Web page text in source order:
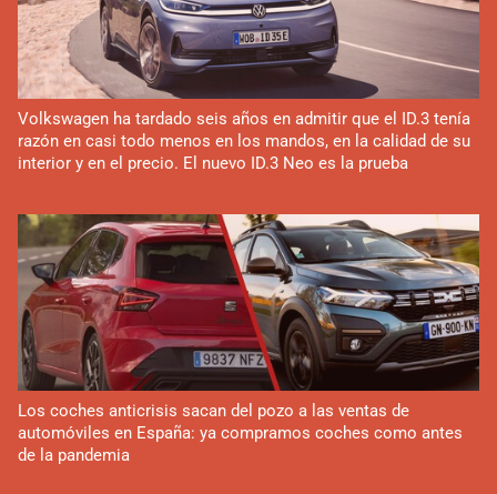
Volkswagen ha tardado seis años en admitir que el ID.3 tenía
razón en casi todo menos en los mandos, en la calidad de su
interior y en el precio. El nuevo ID.3 Neo es la prueba
Los coches anticrisis sacan del pozo a las ventas de
automóviles en España: ya compramos coches como antes
de la pandemia